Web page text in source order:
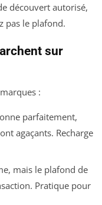
découvert autorisé,
pas le plafond.
sur
:
parfaitement,
agaçants. Recharge
mais le plafond de
Pratique pour